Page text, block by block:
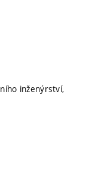
inženýrství,